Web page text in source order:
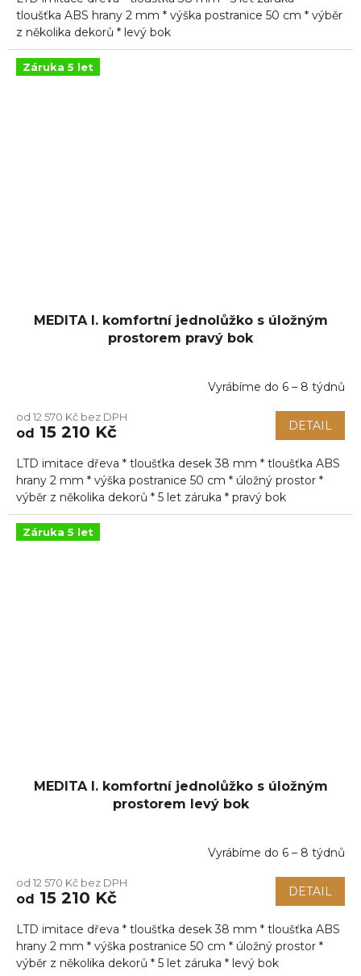
5
hvězdiček.
tloušťka ABS hrany 2 mm * výška postranice 50 cm * výběr
z několika dekorů * levý bok
Záruka 5 let
MEDITA I. komfortní jednolůžko s úložným
prostorem pravý bok
Vyrábíme do 6 – 8 týdnů
od 12 570 Kč bez DPH
od 15 210 Kč DETAIL
LTD imitace dřeva * tloušťka desek 38 mm * tloušťka ABS
hrany 2 mm * výška postranice 50 cm * úložný prostor *
výběr z několika dekorů * 5 let záruka * pravý bok
Záruka 5 let
MEDITA I. komfortní jednolůžko s úložným
prostorem levý bok
produktu
je
z
5
hvězdiček.
Vyrábíme do 6 – 8 týdnů
od 12 570 Kč bez DPH
od 15 210 Kč DETAIL
LTD imitace dřeva * tloušťka desek 38 mm * tloušťka ABS
hrany 2 mm * výška postranice 50 cm * úložný prostor *
výběr z několika dekorů * 5 let záruka * levý bok